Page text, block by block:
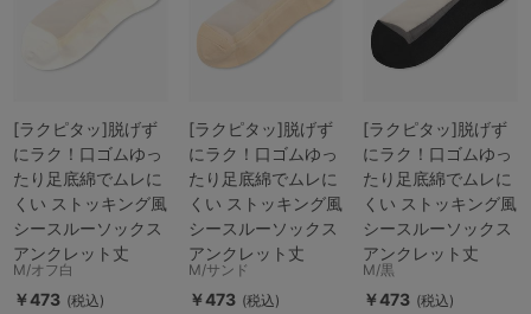
[ラクピタッ]脱げず
にラク！口ゴムゆっ
たり足底綿でムレに
くい ストッキング風
シースルーソックス
アンクレット丈
M/オフ白
￥473 (税込)
[ラクピタッ]脱げず
にラク！口ゴムゆっ
たり足底綿でムレに
くい ストッキング風
シースルーソックス
アンクレット丈
M/サンド
￥473 (税込)
[ラクピタッ]脱げず
にラク！口ゴムゆっ
たり足底綿でムレに
くい ストッキング風
シースルーソックス
アンクレット丈
M/黒
￥473 (税込)